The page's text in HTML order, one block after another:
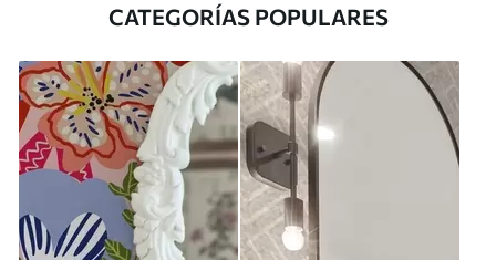
CATEGORÍAS POPULARES